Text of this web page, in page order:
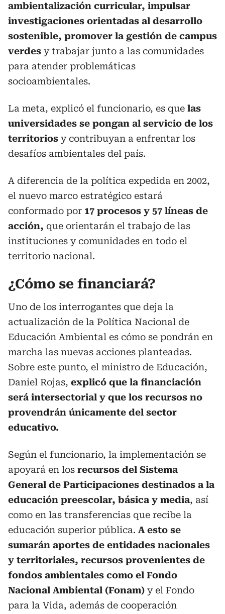
ambientalización curricular, impulsar
investigaciones orientadas al desarrollo
sostenible, promover la gestión de campus
verdes y trabajar junto a las comunidades
para atender problemáticas
socioambientales.
La meta, explicó el funcionario, es que las
universidades se pongan al servicio de los
territorios y contribuyan a enfrentar los
desafíos ambientales del país.
A diferencia de la política expedida en 2002,
el nuevo marco estratégico estará
conformado por 17 procesos y 57 líneas de
acción, que orientarán el trabajo de las
instituciones y comunidades en todo el
territorio nacional.
¿Cómo se financiará?
Uno de los interrogantes que deja la
actualización de la Política Nacional de
Educación Ambiental es cómo se pondrán en
marcha las nuevas acciones planteadas.
Sobre este punto, el ministro de Educación,
Daniel Rojas, explicó que la financiación
será intersectorial y que los recursos no
provendrán únicamente del sector
educativo.
Según el funcionario, la implementación se
apoyará en los recursos del Sistema
General de Participaciones destinados a la
educación preescolar, básica y media, así
como en las transferencias que recibe la
educación superior pública. A esto se
sumarán aportes de entidades nacionales
y territoriales, recursos provenientes de
fondos ambientales como el Fondo
Nacional Ambiental (Fonam) y el Fondo
para la Vida, además de cooperación